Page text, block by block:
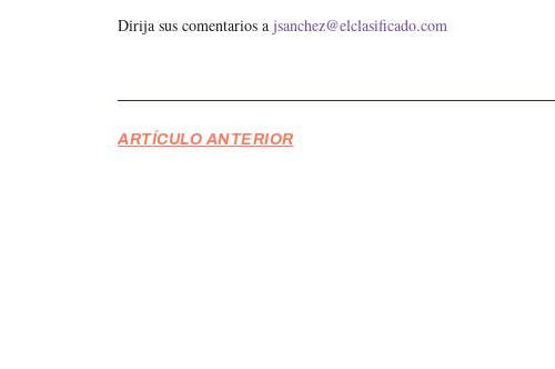
Dirija sus comentarios ajsanchez@elclasificado.com
ARTÍCULO ANTERIOR